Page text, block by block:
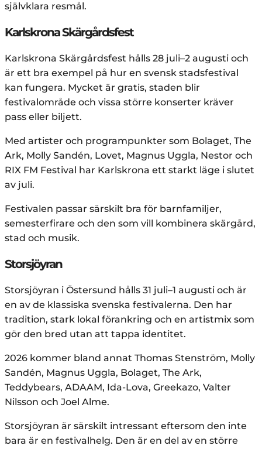
självklara resmål.
Karlskrona Skärgårdsfest
Karlskrona Skärgårdsfest hålls 28 juli–2 augusti och
är ett bra exempel på hur en svensk stadsfestival
kan fungera. Mycket är gratis, staden blir
festivalområde och vissa större konserter kräver
pass eller biljett.
Med artister och programpunkter som Bolaget, The
Ark, Molly Sandén, Lovet, Magnus Uggla, Nestor och
RIX FM Festival har Karlskrona ett starkt läge i slutet
av juli.
Festivalen passar särskilt bra för barnfamiljer,
semesterfirare och den som vill kombinera skärgård,
stad och musik.
Storsjöyran
Storsjöyran i Östersund hålls 31 juli–1 augusti och är
en av de klassiska svenska festivalerna. Den har
tradition, stark lokal förankring och en artistmix som
gör den bred utan att tappa identitet.
2026 kommer bland annat Thomas Stenström, Molly
Sandén, Magnus Uggla, Bolaget, The Ark,
Teddybears, ADAAM, Ida-Lova, Greekazo, Valter
Nilsson och Joel Alme.
Storsjöyran är särskilt intressant eftersom den inte
bara är en festivalhelg. Den är en del av en större